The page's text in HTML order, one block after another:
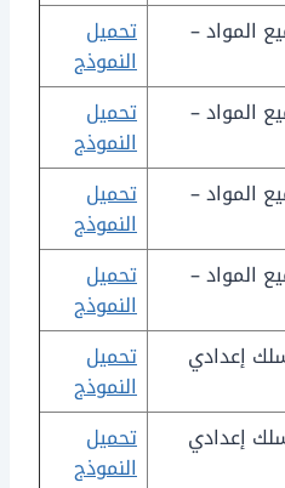
المواد –
تحميل
النموذج
المواد –
تحميل
النموذج
المواد –
تحميل
النموذج
المواد –
تحميل
النموذج
إعدادي
تحميل
النموذج
إعدادي
تحميل
النموذج